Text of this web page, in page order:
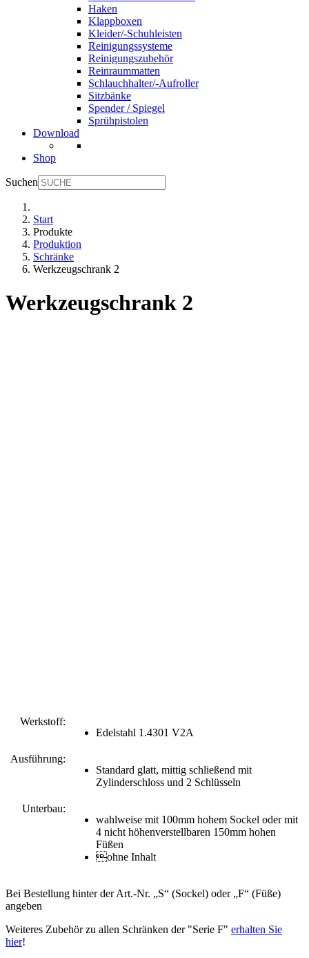
Haken
Klappboxen
Kleider/-Schuhleisten
Reinigungssysteme
Reinigungszubehör
Reinraummatten
Schlauchhalter/-Aufroller
Sitzbänke
Spender / Spiegel
Sprühpistolen
Download
Shop
Suchen
Start
Produkte
Produktion
Schränke
Werkzeugschrank 2
Werkzeugschrank 2
Werkstoff:
Edelstahl 1.4301 V2A
Ausführung:
Standard glatt, mittig schließend mit
Zylinderschloss und 2 Schlüsseln
Unterbau:
wahlweise mit 100mm hohem Sockel oder mit
4 nicht höhenverstellbaren 150mm hohen
Füßen
ohne Inhalt
Bei Bestellung hinter der Art.-Nr. „S“ (Sockel) oder „F“ (Füße)
angeben
Weiteres Zubehör zu allen Schränken der "Serie F" erhalten Sie
hier!